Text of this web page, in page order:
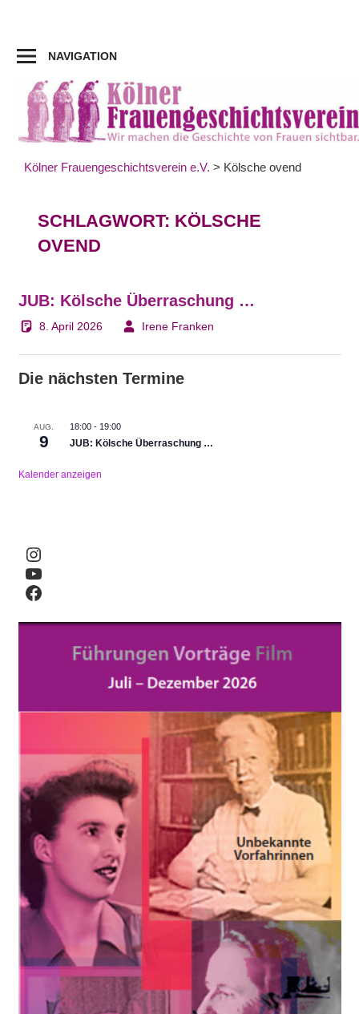
springen
NAVIGATION
Kölner Frauengeschichtsverein e.V. > Kölsche ovend
SCHLAGWORT: KÖLSCHE
OVEND
JUB: Kölsche Überraschung …
8. April 2026 Irene Franken
Die nächsten Termine
AUG.
9
18:00- 19:00
JUB: Kölsche Überraschung …
Kalender anzeigen
Instagram
YouTube
Facebook